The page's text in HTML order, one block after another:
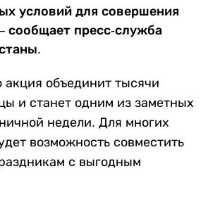
условий для совершения
сообщает пресс-служба
акция объединит тысячи
и станет одним из заметных
недели. Для многих
возможность совместить
с выгодным